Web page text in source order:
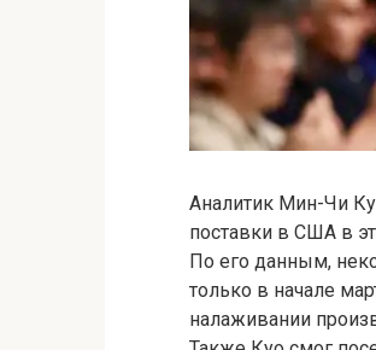
Аналитик Мин-Чи
поставки в США в
По его данным,
только в начале
налаживании